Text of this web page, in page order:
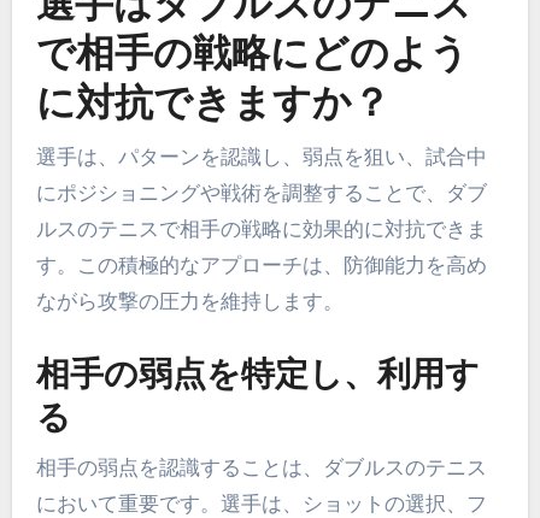
で相手の戦略にどのよう
に対抗できますか？
選手は、パターンを認識し、弱点を狙い、試合中
にポジショニングや戦術を調整することで、ダブ
ルスのテニスで相手の戦略に効果的に対抗できま
す。この積極的なアプローチは、防御能力を高め
ながら攻撃の圧力を維持します。
相手の弱点を特定し、利用す
る
相手の弱点を認識することは、ダブルスのテニス
において重要です。選手は、ショットの選択、フ